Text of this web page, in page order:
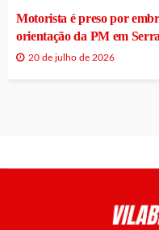
Motorista é preso por
orientação da PM em
20 de julho de 2026